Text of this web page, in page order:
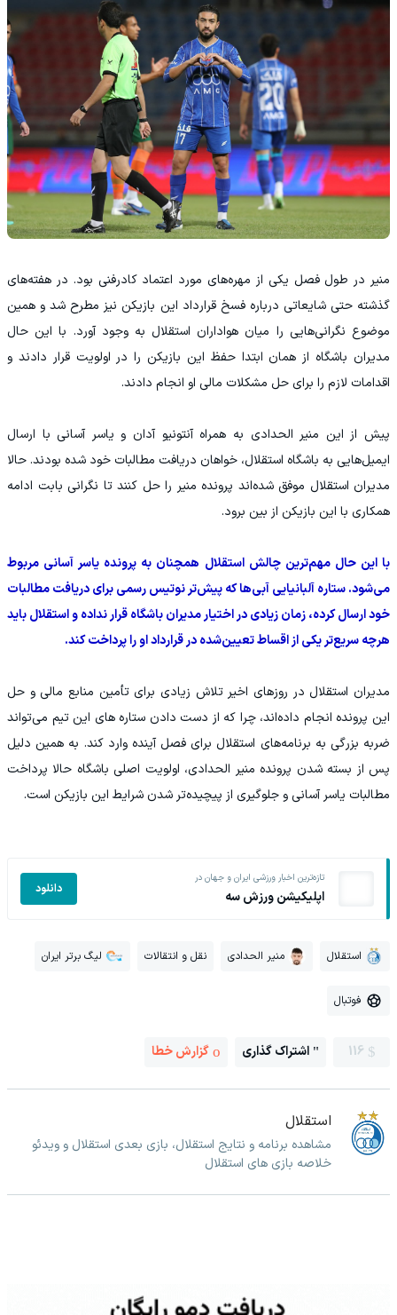
منیر در طول فصل یکی از مهره‌های مورد اعتماد کادرفنی بود. در هفته‌های
گذشته حتی شایعاتی درباره فسخ قرارداد این بازیکن نیز مطرح شد و همین
موضوع نگرانی‌هایی را میان هواداران استقلال به وجود آورد. با این حال
مدیران باشگاه از همان ابتدا حفظ این بازیکن را در اولویت قرار دادند و
اقدامات لازم را برای حل مشکلات مالی او انجام دادند.
پیش از این منیر الحدادی به همراه آنتونیو آدان و یاسر آسانی با ارسال
ایمیل‌هایی به باشگاه استقلال، خواهان دریافت مطالبات خود شده بودند. حالا
مدیران استقلال موفق شده‌اند پرونده منیر را حل کنند تا نگرانی بابت ادامه
همکاری با این بازیکن از بین برود.
با این حال مهم‌ترین چالش استقلال همچنان به پرونده یاسر آسانی مربوط
می‌شود. ستاره آلبانیایی آبی‌ها که پیش‌تر نوتیس رسمی برای دریافت مطالبات
خود ارسال کرده، زمان زیادی در اختیار مدیران باشگاه قرار نداده و استقلال باید
هرچه سریع‌تر یکی از اقساط تعیین‌شده در قرارداد او را پرداخت کند.
مدیران استقلال در روزهای اخیر تلاش زیادی برای تأمین منابع مالی و حل
این پرونده انجام داده‌اند، چرا که از دست دادن ستاره های این تیم می‌تواند
ضربه بزرگی به برنامه‌های استقلال برای فصل آینده وارد کند. به همین دلیل
پس از بسته شدن پرونده منیر الحدادی، اولویت اصلی باشگاه حالا پرداخت
مطالبات یاسر آسانی و جلوگیری از پیچیده‌تر شدن شرایط این بازیکن است.
تازه‌ترین اخبار ورزشی ایران و جهان در
اپلیکیشن ورزش سه دانلود
استقلال منیر الحدادی نقل و انتقالات لیگ برتر ایران
فوتبال
116 اشتراک گذاری گزارش خطا
استقلال
مشاهده برنامه و نتایج استقلال، بازی بعدی استقلال و ویدئو
خلاصه بازی های استقلال